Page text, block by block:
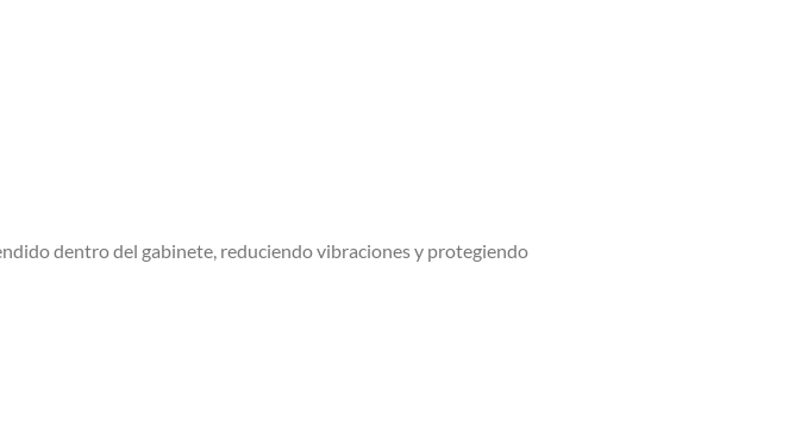
dentro del gabinete, reduciendo vibraciones y protegiendo